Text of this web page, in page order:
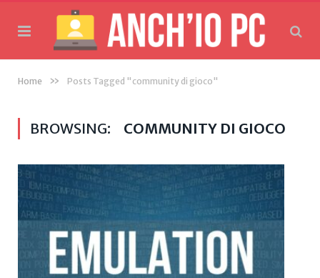
Home » Posts Tagged "community di gioco"
BROWSING: COMMUNITY DI GIOCO